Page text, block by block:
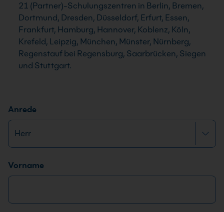
21 (Partner)-Schulungszentren in Berlin, Bremen,
Dortmund, Dresden, Düsseldorf, Erfurt, Essen,
Frankfurt, Hamburg, Hannover, Koblenz, Köln,
Krefeld, Leipzig, München, Münster, Nürnberg,
Regenstauf bei Regensburg, Saarbrücken, Siegen
und Stuttgart.
Anrede
E
-
a
Name*
Vorname